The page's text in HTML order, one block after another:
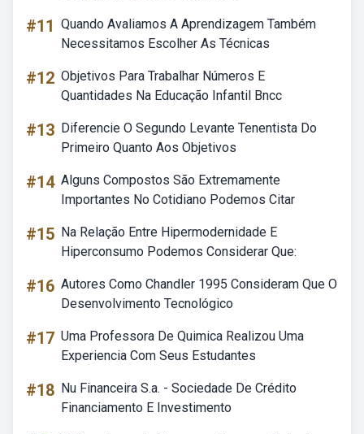
#11 Quando Avaliamos A Aprendizagem Também
Necessitamos Escolher As Técnicas
#12 Objetivos Para Trabalhar Números E
Quantidades Na Educação Infantil Bncc
#13 Diferencie O Segundo Levante Tenentista Do
Primeiro Quanto Aos Objetivos
#14 Alguns Compostos São Extremamente
Importantes No Cotidiano Podemos Citar
#15 Na Relação Entre Hipermodernidade E
Hiperconsumo Podemos Considerar Que:
#16 Autores Como Chandler 1995 Consideram Que O
Desenvolvimento Tecnológico
#17 Uma Professora De Quimica Realizou Uma
Experiencia Com Seus Estudantes
#18 Nu Financeira S.a. - Sociedade De Crédito
Financiamento E Investimento